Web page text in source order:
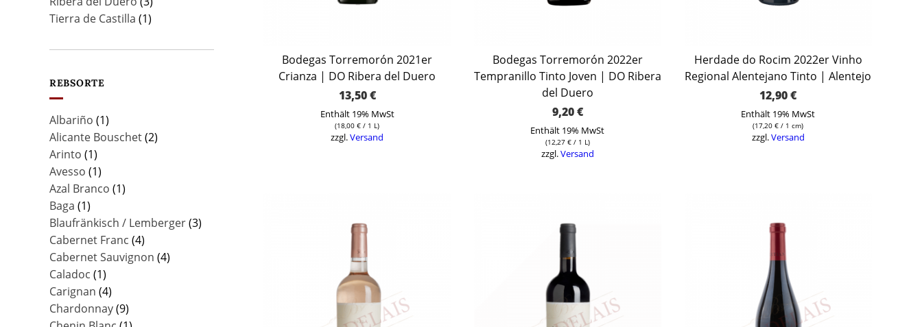
Bodegas Torremorón 2021er
Crianza | DO Ribera del Duero
13,50€
Enthält 19% MwSt
(18,00€ / 1 L)
zzgl.Versand
Bodegas Torremorón 2022er
Tempranillo Tinto Joven | DO Ribera
del Duero
9,20€
Enthält 19% MwSt
(12,27 €/ 1 L)
zzgl.Versand
Herdade do Rocim 2022er Vinho
Regional Alentejano Tinto | Alentejo
12,90€
Enthält 19% MwSt
(17,20€ / 1 cm)
zzgl.Versand
Tierra de Castilla (1)
REBSORTE
Albariño (1)
Alicante Bouschet(2)
Arinto (1)
Avesso (1)
Azal Branco (1)
Baga (1)
Blaufränkisch / Lemberger(3)
Cabernet Franc (4)
Cabernet Sauvignon (4)
Caladoc (1)
Carignan (4)
Chardonnay(9)